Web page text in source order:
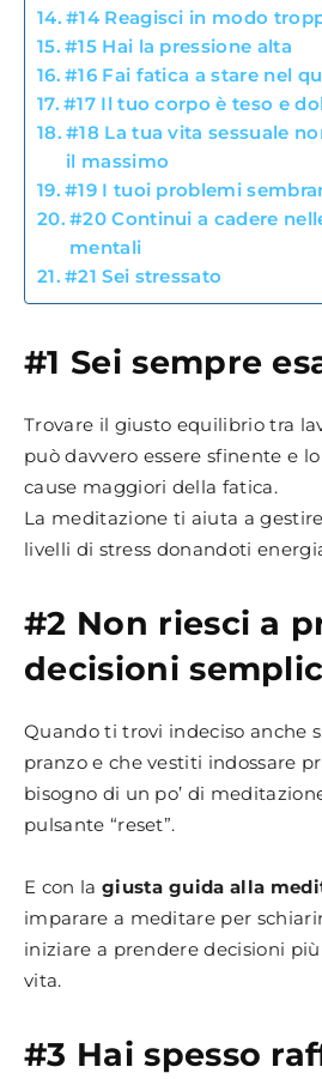
#14 Reagisci in modo
#15 Hai la pressione alta
#16 Fai fatica a stare nel
#17 Il tuo corpo è teso e
#18 La tua vita sessuale
il massimo
#19 I tuoi problemi
#20 Continui a cadere
mentali
#21 Sei stressato
#1 Sei sempre
Trovare il giusto equilibrio tra
può davvero essere sfinente e lo
cause maggiori della fatica.
La meditazione ti aiuta a
livelli di stress donandoti
#2 Non riesci a
decisioni
Quando ti trovi indeciso anche
pranzo e che vestiti indossare
bisogno di un po’ di
pulsante “reset”.
E con la giusta guida alla
imparare a meditare per
iniziare a prendere decisioni
vita.
#3 Hai spesso